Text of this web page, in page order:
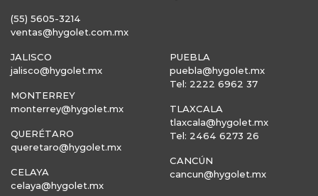
(55) 5605-3214
ventas@hygolet.com.mx
JALISCO
jalisco@hygolet.mx
MONTERREY
monterrey@hygolet.mx
QUERÉTARO
queretaro@hygolet.mx
CELAYA
celaya@hygolet.mx
PUEBLA
puebla@hygolet.mx
Tel: 2222 6962 37
TLAXCALA
tlaxcala@hygolet.mx
Tel: 2464 6273 26
CANCÚN
cancun@hygolet.mx